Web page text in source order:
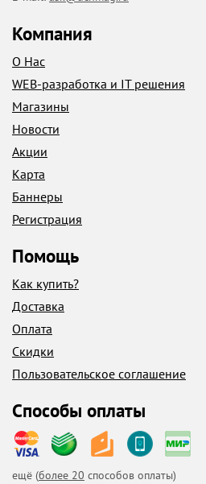
Компания
О Нас
WEB-разработка и IT решения
Магазины
Новости
Акции
Карта
Баннеры
Регистрация
Помощь
Как купить?
Доставка
Оплата
Скидки
Пользовательское соглашение
Способы оплаты
ещё (более 20 способов оплаты)